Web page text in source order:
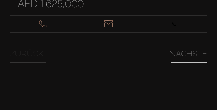
AED 1,625,000
NÄCHSTE